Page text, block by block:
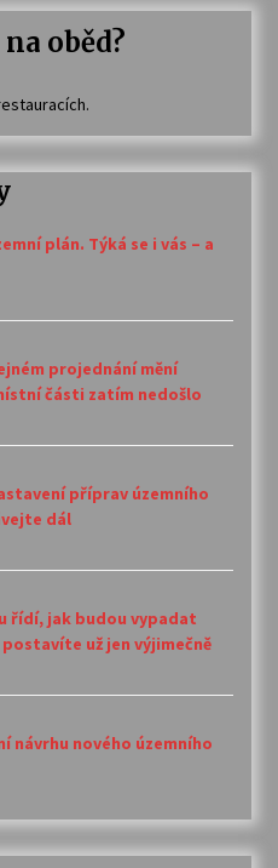
oběd?
plán. Týká se i vás – a
projednání mění
části zatím nedošlo
příprav územního
dál
řídí, jak budou vypadat
už jen výjimečně
návrhu nového územního